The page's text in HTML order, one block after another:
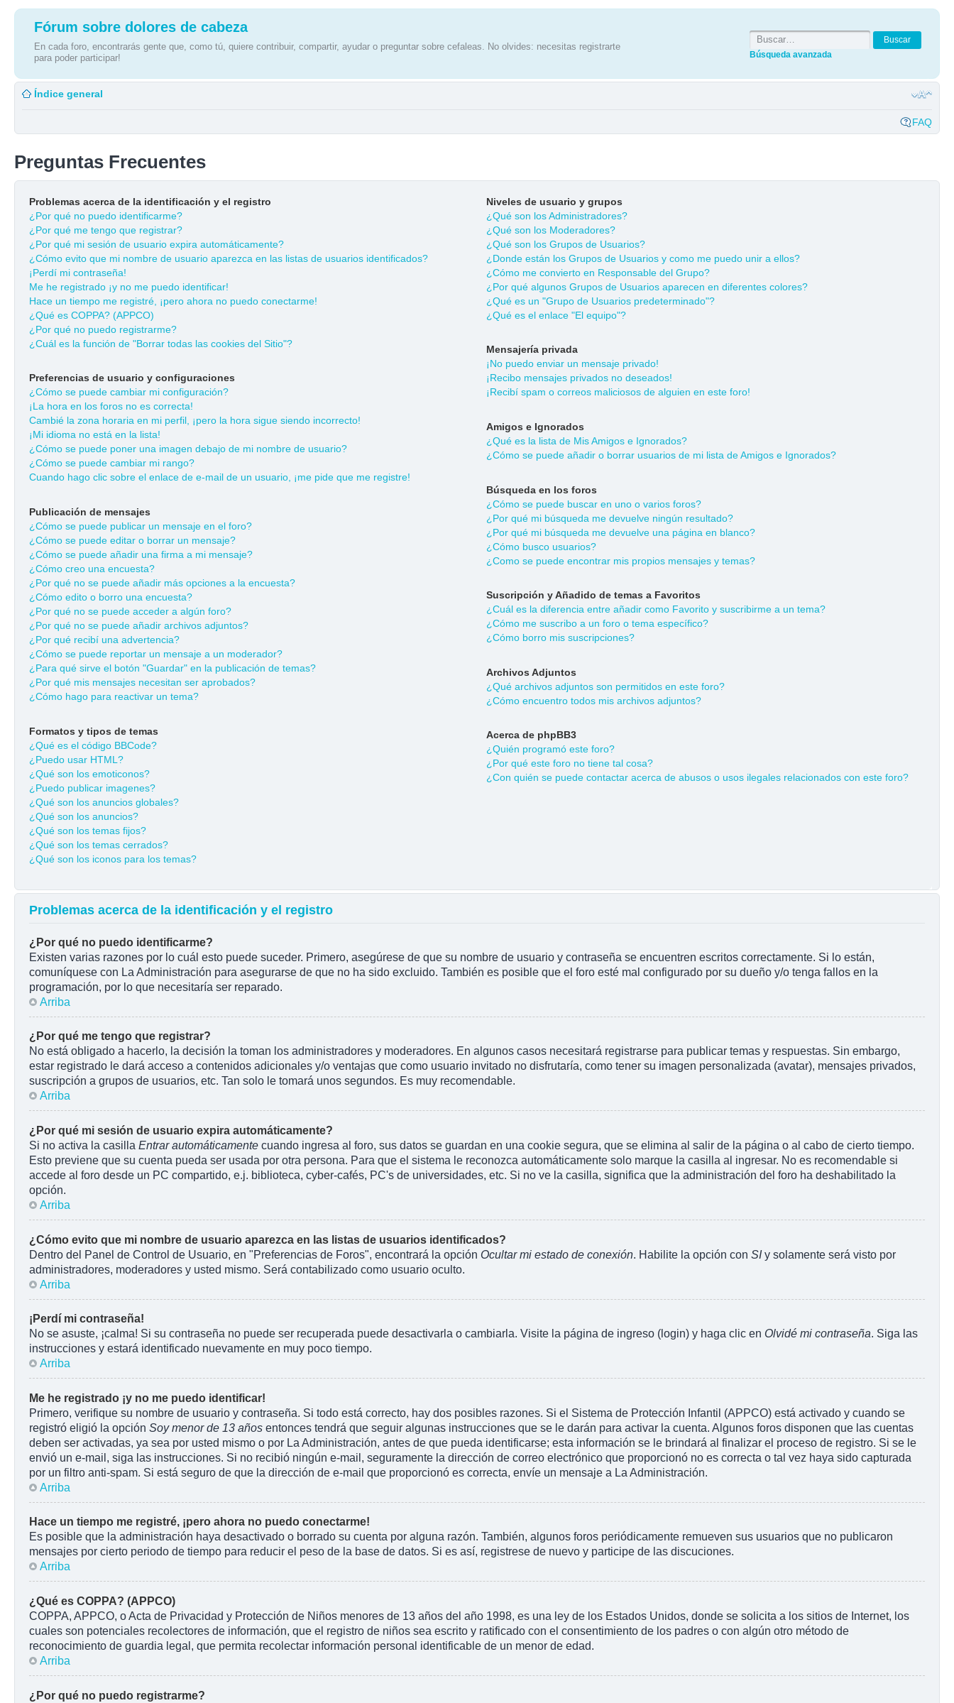
Fórum sobre dolores de cabeza
En cada foro, encontrarás gente que, como tú, quiere contribuir, compartir, ayudar o preguntar sobre cefaleas. No olvides: necesitas registrarte
para poder participar!
Búsqueda avanzada
Índice general
FAQ
Preguntas Frecuentes
Problemas acerca de la identificación y el registro
¿Por qué no puedo identificarme?
¿Por qué me tengo que registrar?
¿Por qué mi sesión de usuario expira automáticamente?
¿Cómo evito que mi nombre de usuario aparezca en las listas de usuarios identificados?
¡Perdí mi contraseña!
Me he registrado ¡y no me puedo identificar!
Hace un tiempo me registré, ¡pero ahora no puedo conectarme!
¿Qué es COPPA? (APPCO)
¿Por qué no puedo registrarme?
¿Cuál es la función de "Borrar todas las cookies del Sitio"?
Preferencias de usuario y configuraciones
¿Cómo se puede cambiar mi configuración?
¡La hora en los foros no es correcta!
Cambié la zona horaria en mi perfil, ¡pero la hora sigue siendo incorrecto!
¡Mi idioma no está en la lista!
¿Cómo se puede poner una imagen debajo de mi nombre de usuario?
¿Cómo se puede cambiar mi rango?
Cuando hago clic sobre el enlace de e-mail de un usuario, ¡me pide que me registre!
Publicación de mensajes
¿Cómo se puede publicar un mensaje en el foro?
¿Cómo se puede editar o borrar un mensaje?
¿Cómo se puede añadir una firma a mi mensaje?
¿Cómo creo una encuesta?
¿Por qué no se puede añadir más opciones a la encuesta?
¿Cómo edito o borro una encuesta?
¿Por qué no se puede acceder a algún foro?
¿Por qué no se puede añadir archivos adjuntos?
¿Por qué recibí una advertencia?
¿Cómo se puede reportar un mensaje a un moderador?
¿Para qué sirve el botón "Guardar" en la publicación de temas?
¿Por qué mis mensajes necesitan ser aprobados?
¿Cómo hago para reactivar un tema?
Formatos y tipos de temas
¿Qué es el código BBCode?
¿Puedo usar HTML?
¿Qué son los emoticonos?
¿Puedo publicar imagenes?
¿Qué son los anuncios globales?
¿Qué son los anuncios?
¿Qué son los temas fijos?
¿Qué son los temas cerrados?
¿Qué son los iconos para los temas?
Niveles de usuario y grupos
¿Qué son los Administradores?
¿Qué son los Moderadores?
¿Qué son los Grupos de Usuarios?
¿Donde están los Grupos de Usuarios y como me puedo unir a ellos?
¿Cómo me convierto en Responsable del Grupo?
¿Por qué algunos Grupos de Usuarios aparecen en diferentes colores?
¿Qué es un "Grupo de Usuarios predeterminado"?
¿Qué es el enlace "El equipo"?
Mensajería privada
¡No puedo enviar un mensaje privado!
¡Recibo mensajes privados no deseados!
¡Recibí spam o correos maliciosos de alguien en este foro!
Amigos e Ignorados
¿Qué es la lista de Mis Amigos e Ignorados?
¿Cómo se puede añadir o borrar usuarios de mi lista de Amigos e Ignorados?
Búsqueda en los foros
¿Cómo se puede buscar en uno o varios foros?
¿Por qué mi búsqueda me devuelve ningún resultado?
¿Por qué mi búsqueda me devuelve una página en blanco?
¿Cómo busco usuarios?
¿Como se puede encontrar mis propios mensajes y temas?
Suscripción y Añadido de temas a Favoritos
¿Cuál es la diferencia entre añadir como Favorito y suscribirme a un tema?
¿Cómo me suscribo a un foro o tema específico?
¿Cómo borro mis suscripciones?
Archivos Adjuntos
¿Qué archivos adjuntos son permitidos en este foro?
¿Cómo encuentro todos mis archivos adjuntos?
Acerca de phpBB3
¿Quién programó este foro?
¿Por qué este foro no tiene tal cosa?
¿Con quién se puede contactar acerca de abusos o usos ilegales relacionados con este foro?
Problemas acerca de la identificación y el registro
¿Por qué no puedo identificarme?
Existen varias razones por lo cuál esto puede suceder. Primero, asegúrese de que su nombre de usuario y contraseña se encuentren escritos correctamente. Si lo están,
comuníquese con La Administración para asegurarse de que no ha sido excluido. También es posible que el foro esté mal configurado por su dueño y/o tenga fallos en la
programación, por lo que necesitaría ser reparado.
Arriba
¿Por qué me tengo que registrar?
No está obligado a hacerlo, la decisión la toman los administradores y moderadores. En algunos casos necesitará registrarse para publicar temas y respuestas. Sin embargo,
estar registrado le dará acceso a contenidos adicionales y/o ventajas que como usuario invitado no disfrutaría, como tener su imagen personalizada (avatar), mensajes privados,
suscripción a grupos de usuarios, etc. Tan solo le tomará unos segundos. Es muy recomendable.
Arriba
¿Por qué mi sesión de usuario expira automáticamente?
Si no activa la casilla Entrar automáticamente cuando ingresa al foro, sus datos se guardan en una cookie segura, que se elimina al salir de la página o al cabo de cierto tiempo.
Esto previene que su cuenta pueda ser usada por otra persona. Para que el sistema le reconozca automáticamente solo marque la casilla al ingresar. No es recomendable si
accede al foro desde un PC compartido, e.j. biblioteca, cyber-cafés, PC's de universidades, etc. Si no ve la casilla, significa que la administración del foro ha deshabilitado la
opción.
Arriba
¿Cómo evito que mi nombre de usuario aparezca en las listas de usuarios identificados?
Dentro del Panel de Control de Usuario, en "Preferencias de Foros", encontrará la opción Ocultar mi estado de conexión. Habilite la opción con SIy solamente será visto por
administradores, moderadores y usted mismo. Será contabilizado como usuario oculto.
Arriba
¡Perdí mi contraseña!
No se asuste, ¡calma! Si su contraseña no puede ser recuperada puede desactivarla o cambiarla. Visite la página de ingreso (login) y haga clic en Olvidé mi contraseña. Siga las
instrucciones y estará identificado nuevamente en muy poco tiempo.
Arriba
Me he registrado ¡y no me puedo identificar!
Primero, verifique su nombre de usuario y contraseña. Si todo está correcto, hay dos posibles razones. Si el Sistema de Protección Infantil (APPCO) está activado y cuando se
registró eligió la opción Soy menor de 13 años entonces tendrá que seguir algunas instrucciones que se le darán para activar la cuenta. Algunos foros disponen que las cuentas
deben ser activadas, ya sea por usted mismo o por La Administración, antes de que pueda identificarse; esta información se le brindará al finalizar el proceso de registro. Si se le
envió un e-mail, siga las instrucciones. Si no recibió ningún e-mail, seguramente la dirección de correo electrónico que proporcionó no es correcta o tal vez haya sido capturada
por un filtro anti-spam. Si está seguro de que la dirección de e-mail que proporcionó es correcta, envíe un mensaje a La Administración.
Arriba
Hace un tiempo me registré, ¡pero ahora no puedo conectarme!
Es posible que la administración haya desactivado o borrado su cuenta por alguna razón. También, algunos foros periódicamente remueven sus usuarios que no publicaron
mensajes por cierto periodo de tiempo para reducir el peso de la base de datos. Si es así, registrese de nuevo y participe de las discuciones.
Arriba
¿Qué es COPPA? (APPCO)
COPPA, APPCO, o Acta de Privacidad y Protección de Niños menores de 13 años del año 1998, es una ley de los Estados Unidos, donde se solicita a los sitios de Internet, los
cuales son potenciales recolectores de información, que el registro de niños sea escrito y ratificado con el consentimiento de los padres o con algún otro método de
reconocimiento de guardia legal, que permita recolectar información personal identificable de un menor de edad.
Arriba
¿Por qué no puedo registrarme?